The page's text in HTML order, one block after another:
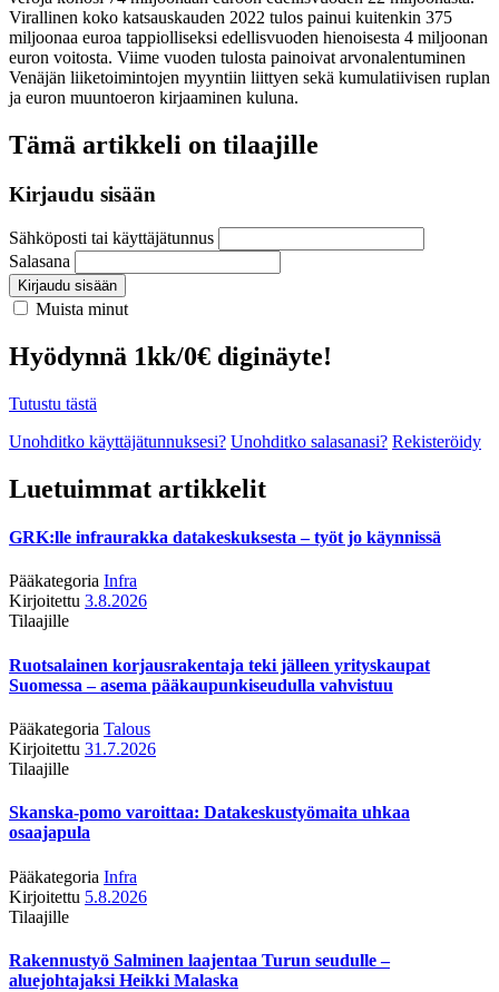
Virallinen koko katsauskauden 2022 tulos painui kuitenkin 375
miljoonaa euroa tappiolliseksi edellisvuoden hienoisesta 4 miljoonan
euron voitosta. Viime vuoden tulosta painoivat arvonalentuminen
Venäjän liiketoimintojen myyntiin liittyen sekä kumulatiivisen ruplan
ja euron muuntoeron kirjaaminen kuluna.
Tämä artikkeli on tilaajille
Kirjaudu sisään
Sähköposti tai käyttäjätunnus
Salasana
Kirjaudu sisään
Muista minut
Hyödynnä 1kk/0€ diginäyte!
Tutustu tästä
Unohditko käyttäjätunnuksesi? Unohditko salasanasi? Rekisteröidy
Luetuimmat artikkelit
GRK:lle infraurakka datakeskuksesta – työt jo käynnissä
Pääkategoria Infra
Kirjoitettu 3.8.2026
Tilaajille
Ruotsalainen korjausrakentaja teki jälleen yrityskaupat
Suomessa – asema pääkaupunkiseudulla vahvistuu
Pääkategoria Talous
Kirjoitettu 31.7.2026
Tilaajille
Skanska-pomo varoittaa: Datakeskustyömaita uhkaa
osaajapula
Pääkategoria Infra
Kirjoitettu 5.8.2026
Tilaajille
Rakennustyö Salminen laajentaa Turun seudulle –
aluejohtajaksi Heikki Malaska